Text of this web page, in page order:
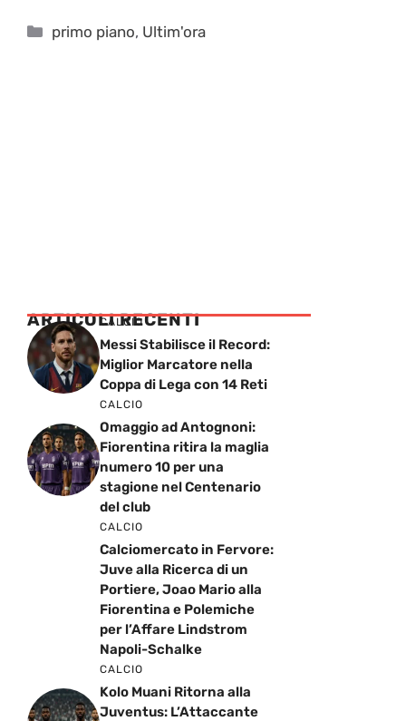
Categorie
primo piano, Ultim'ora
ARTICOLI RECENTI
CALCIO
Messi Stabilisce il Record:
Miglior Marcatore nella
Coppa di Lega con 14 Reti
CALCIO
Omaggio ad Antognoni:
Fiorentina ritira la maglia
numero 10 per una
stagione nel Centenario
del club
CALCIO
Calciomercato in Fervore:
Juve alla Ricerca di un
Portiere, Joao Mario alla
Fiorentina e Polemiche
per l’Affare Lindstrom
Napoli-Schalke
CALCIO
Kolo Muani Ritorna alla
Juventus: L’Attaccante